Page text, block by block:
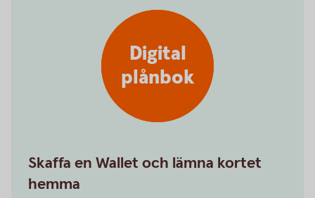
Digital
plånbok
Skaffa en Wallet och lämna kortet
hemma